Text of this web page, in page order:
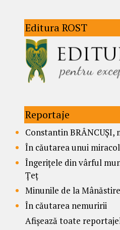
Editura ROST
Reportaje
Constantin BRÂNCUȘI,
În căutarea unui
Îngerițele din vârful
Țeț
Minunile de la
În căutarea nemuririi
Afișează toate